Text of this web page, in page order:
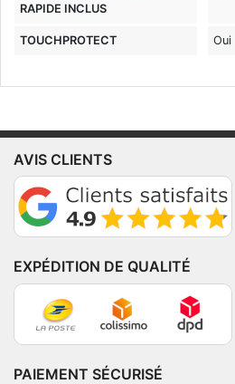
RAPIDE INCLUS
TOUCHPROTECT Oui
AVIS CLIENTS
EXPÉDITION DE QUALITÉ
PAIEMENT SÉCURISÉ